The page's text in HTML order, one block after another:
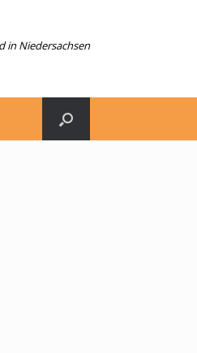
in Niedersachsen